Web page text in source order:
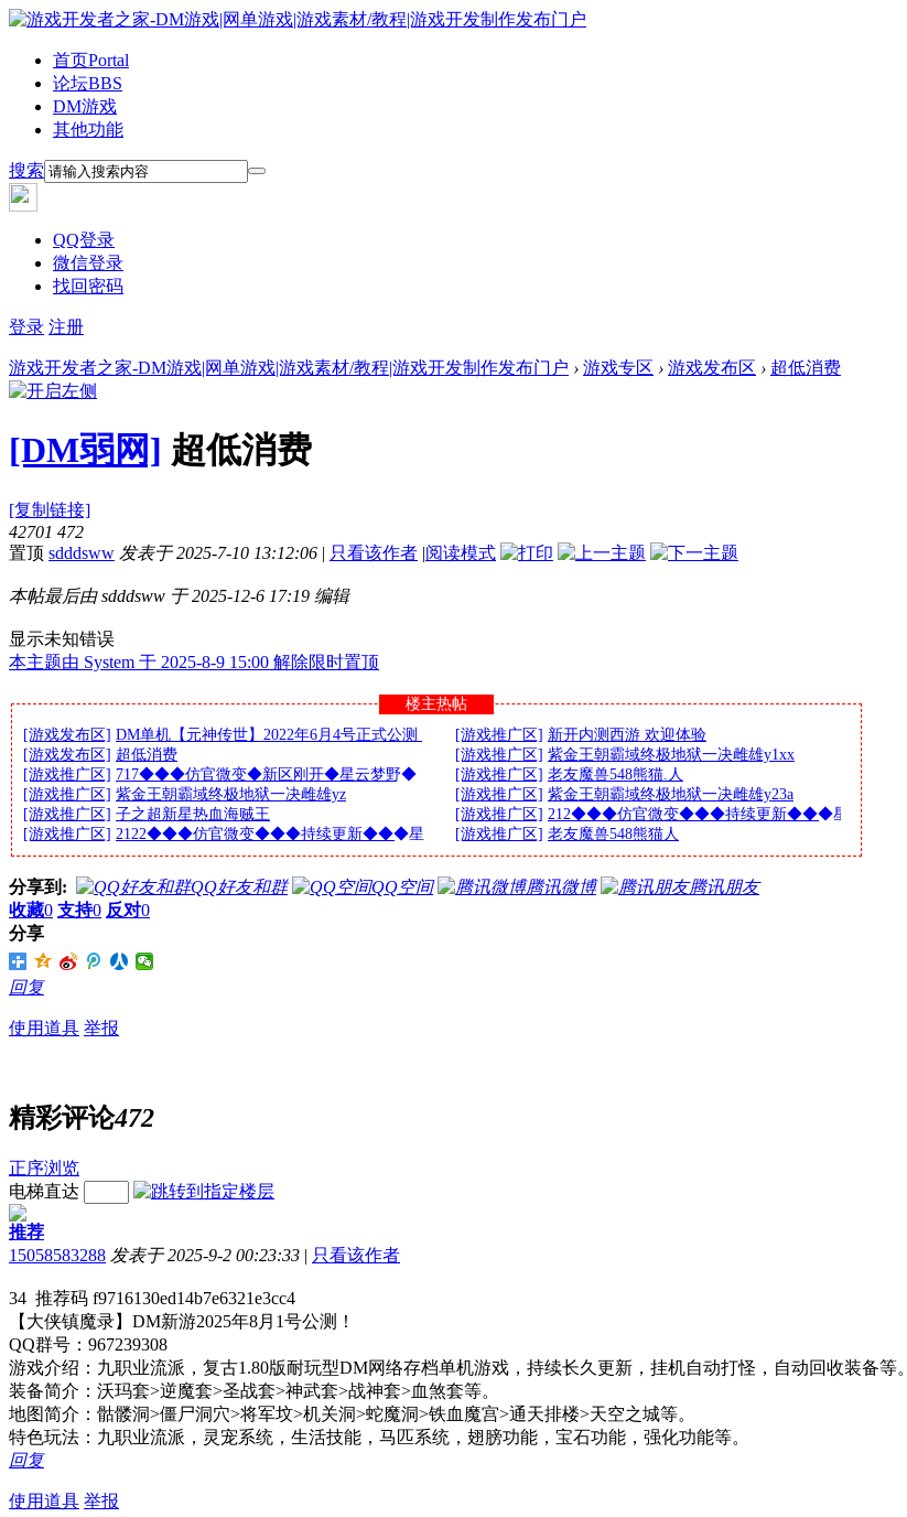
首页Portal
论坛BBS
DM游戏
其他功能
搜索
QQ登录
微信登录
找回密码
登录 注册
游戏开发者之家-DM游戏|网单游戏|游戏素材/教程|游戏开发制作发布门户 › 游戏专区 › 游戏发布区 › 超低消费
[DM弱网] 超低消费
[复制链接]
42701 472
置顶 sdddsww 发表于 2025-7-10 13:12:06 | 只看该作者 |阅读模式
本帖最后由 sdddsww 于 2025-12-6 17:19 编辑
显示未知错误
本主题由 System 于 2025-8-9 15:00 解除限时置顶
楼主热帖
[游戏发布区] DM单机【元神传世】2022年6月4号正式公测
[游戏发布区] 超低消费
[游戏推广区] 717◆◆◆仿官微变◆新区刚开◆星云梦野◆
[游戏推广区] 紫金王朝霸域终极地狱一决雌雄yz
[游戏推广区] 子之超新星热血海贼王
[游戏推广区] 2122◆◆◆仿官微变◆◆◆持续更新◆◆◆星
[游戏推广区] 新开内测西游 欢迎体验
[游戏推广区] 紫金王朝霸域终极地狱一决雌雄y1xx
[游戏推广区] 老友魔兽548熊猫.人
[游戏推广区] 紫金王朝霸域终极地狱一决雌雄y23a
[游戏推广区] 212◆◆◆仿官微变◆◆◆持续更新◆◆◆星
[游戏推广区] 老友魔兽548熊猫人
分享到: QQ好友和群 QQ空间 腾讯微博
腾讯朋友
收藏0 支持0 反对0
分享
回复
使用道具 举报
精彩评论472
正序浏览
电梯直达
推荐
15058583288 发表于 2025-9-2 00:23:33 | 只看该作者
34 推荐码 f9716130ed14b7e6321e3cc4
【大侠镇魔录】DM新游2025年8月1号公测！
QQ群号：967239308
游戏介绍：九职业流派，复古1.80版耐玩型DM网络存档单机游戏，持续长久更新，挂机自动打怪，自动回收装备等。
装备简介：沃玛套>逆魔套>圣战套>神武套>战神套>血煞套等。
地图简介：骷髅洞>僵尸洞穴>将军坟>机关洞>蛇魔洞>铁血魔宫>通天排楼>天空之城等。
特色玩法：九职业流派，灵宠系统，生活技能，马匹系统，翅膀功能，宝石功能，强化功能等。
回复
使用道具 举报